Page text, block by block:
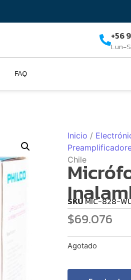
+56
Lun-
FAQ
Inicio /
Chile
SKUMIC-828-
$69.076
Agotado